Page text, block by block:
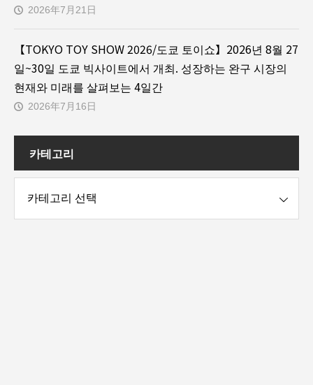
2026年7月21日
【TOKYO TOY SHOW 2026/도쿄 토이쇼】2026년 8월 27
일~30일 도쿄 빅사이트에서 개최. 성장하는 완구 시장의
현재와 미래를 살펴보는 4일간
2026年7月16日
카테고리